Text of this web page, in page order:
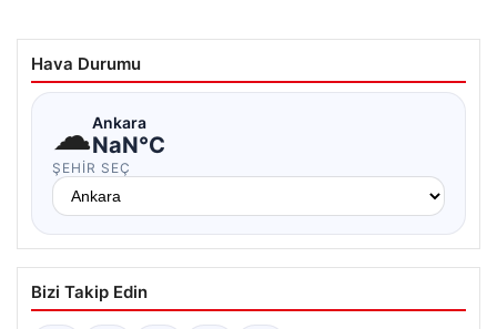
Hava Durumu
☁Ankara
NaN°C
ŞEHIR SEÇ
Bizi Takip Edin